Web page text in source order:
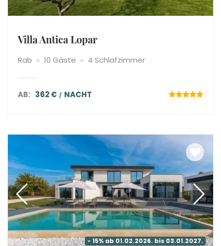
Villa Antica Lopar
Rab 10 Gäste 4 Schlafzimmer
AB: 362 € NACHT
- 15% ab 01.02.2026. bis 03.01.2027.